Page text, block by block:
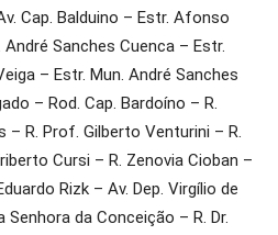
Cap. Balduino – Estr. Afonso
Sanches Cuenca – Estr.
– Estr. Mun. André Sanches
– Rod. Cap. Bardoíno – R.
– R. Prof. Gilberto Venturini – R.
Cursi – R. Zenovia Cioban –
Rizk – Av. Dep. Virgílio de
da Conceição – R. Dr.